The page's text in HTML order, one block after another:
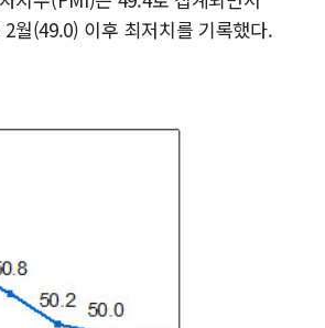
현대카드, 박재범·실
[르포] 육군, 2031
월(49.0) 이후 최저치를 기록했다.